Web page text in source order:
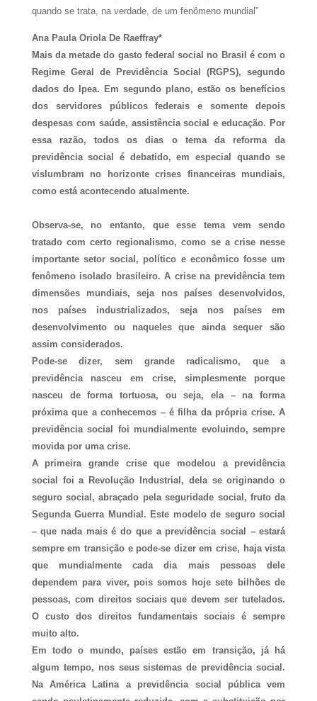
quando se trata, na verdade, de um fenômeno mundial”
Ana Paula Oriola De Raeffray*
Mais da metade do gasto federal social no Brasil é com o
Regime Geral de Previdência Social (RGPS), segundo
dados do Ipea. Em segundo plano, estão os benefícios
dos servidores públicos federais e somente depois
despesas com saúde, assistência social e educação. Por
essa razão, todos os dias o tema da reforma da
previdência social é debatido, em especial quando se
vislumbram no horizonte crises financeiras mundiais,
como está acontecendo atualmente.
Observa-se, no entanto, que esse tema vem sendo
tratado com certo regionalismo, como se a crise nesse
importante setor social, político e econômico fosse um
fenômeno isolado brasileiro. A crise na previdência tem
dimensões mundiais, seja nos países desenvolvidos,
nos países industrializados, seja nos países em
desenvolvimento ou naqueles que ainda sequer são
assim considerados.
Pode-se dizer, sem grande radicalismo, que a
previdência nasceu em crise, simplesmente porque
nasceu de forma tortuosa, ou seja, ela – na forma
próxima que a conhecemos – é filha da própria crise. A
previdência social foi mundialmente evoluindo, sempre
movida por uma crise.
A primeira grande crise que modelou a previdência
social foi a Revolução Industrial, dela se originando o
seguro social, abraçado pela seguridade social, fruto da
Segunda Guerra Mundial. Este modelo de seguro social
– que nada mais é do que a previdência social – estará
sempre em transição e pode-se dizer em crise, haja vista
que mundialmente cada dia mais pessoas dele
dependem para viver, pois somos hoje sete bilhões de
pessoas, com direitos sociais que devem ser tutelados.
O custo dos direitos fundamentais sociais é sempre
muito alto.
Em todo o mundo, países estão em transição, já há
algum tempo, nos seus sistemas de previdência social.
Na América Latina a previdência social pública vem